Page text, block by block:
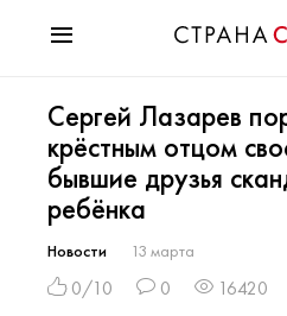
Мода
Звезды
Гороскопы
Здоровье
Психология
Хобби
Сергей Лазарев
крёстным отцом
бывшие друзья
ребёнка
Новости 13 марта
0/10 0 16420